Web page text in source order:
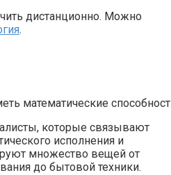
дистанционно. Можно
.
математические
которые связывают
исполнения и
множество вещей от
до бытовой техники.